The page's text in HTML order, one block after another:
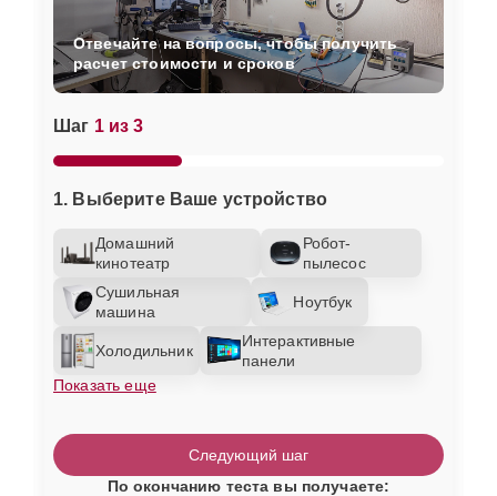
Шаг 1 из 3
1. Выберите Ваше устройство
Домашний
кинотеатр
Робот-
пылесос
Сушильная
машина
Ноутбук
Холодильник
Интерактивные
панели
Показать еще
Отвечайте на вопросы, чтобы получить
расчет стоимости и сроков
Следующий шаг
По окончанию теста вы получаете: